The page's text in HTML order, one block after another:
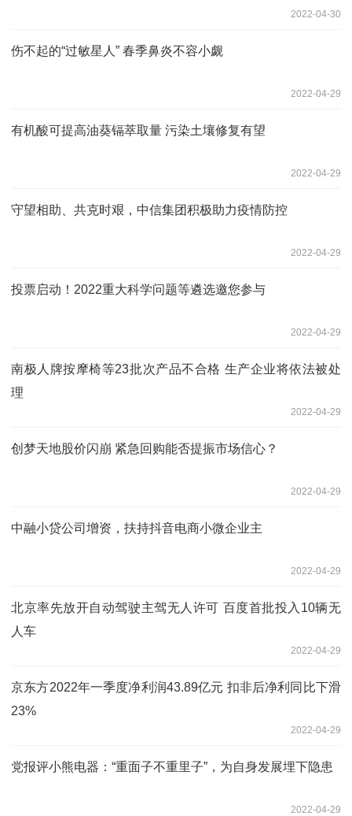
2022-04-30
伤不起的“过敏星人” 春季鼻炎不容小觑
2022-04-29
有机酸可提高油葵镉萃取量 污染土壤修复有望
2022-04-29
守望相助、共克时艰，中信集团积极助力疫情防控
2022-04-29
投票启动！2022重大科学问题等遴选邀您参与
2022-04-29
南极人牌按摩椅等23批次产品不合格 生产企业将依法被处
理
2022-04-29
创梦天地股价闪崩 紧急回购能否提振市场信心？
2022-04-29
中融小贷公司增资，扶持抖音电商小微企业主
2022-04-29
北京率先放开自动驾驶主驾无人许可 百度首批投入10辆无
人车
2022-04-29
京东方2022年一季度净利润43.89亿元 扣非后净利同比下滑
23%
2022-04-29
党报评小熊电器：“重面子不重里子”，为自身发展埋下隐患
2022-04-29